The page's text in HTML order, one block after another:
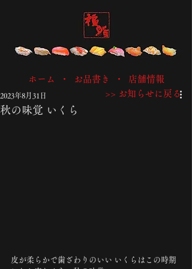
ホーム ・ お品書き ・ 店舗情報
秋の味覚 いくら
2023年8月31日
皮が柔らかで歯ざわりのいい いくらはこの時期
>> お知らせに戻る